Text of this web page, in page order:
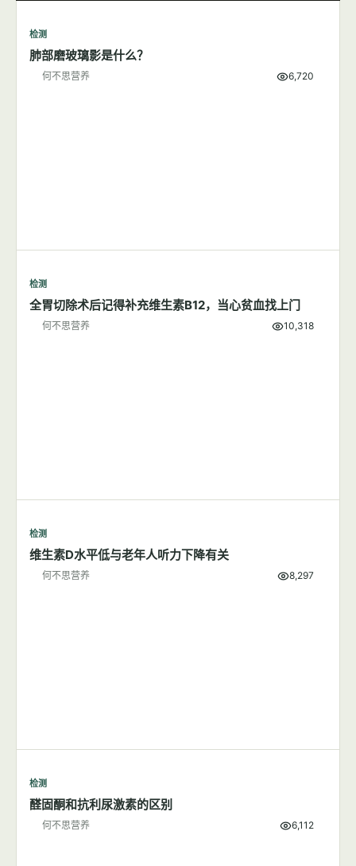
检测
肺部磨玻璃影是什么？
何不思营养 6,720
检测
全胃切除术后记得补充维生素B12，当心贫血找上门
何不思营养 10,318
检测
维生素D水平低与老年人听力下降有关
何不思营养 8,297
检测
醛固酮和抗利尿激素的区别
何不思营养 6,112